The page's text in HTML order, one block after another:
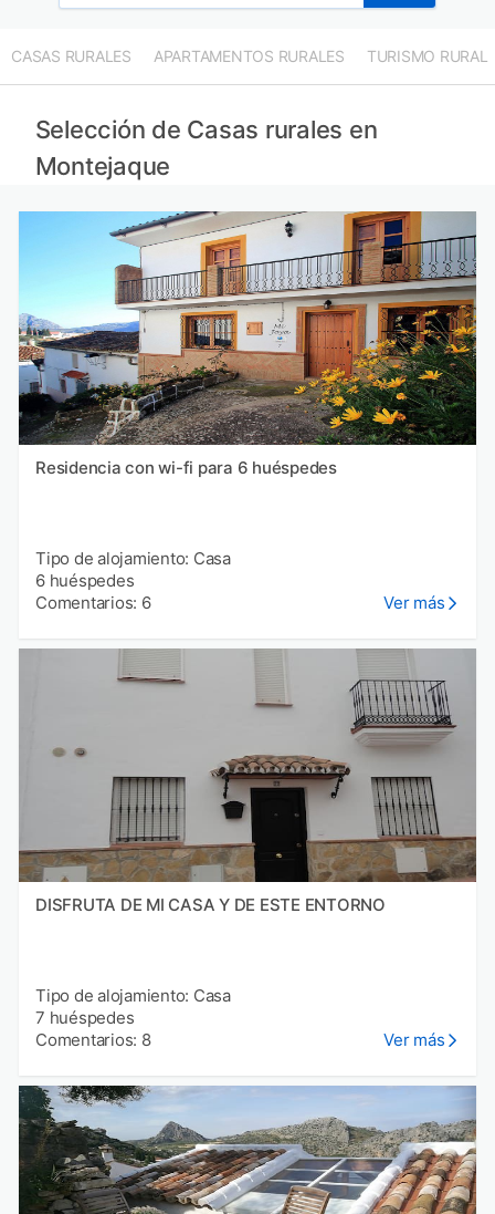
CASAS RURALES APARTAMENTOS RURALES TURISMO RURAL
Selección de Casas rurales en
Montejaque
Residencia con wi-fi para 6 huéspedes
Tipo de alojamiento: Casa
6 huéspedes
Comentarios: 6
Ver más
DISFRUTA DE MI CASA Y DE ESTE ENTORNO
Tipo de alojamiento: Casa
7 huéspedes
Comentarios: 8
Ver más